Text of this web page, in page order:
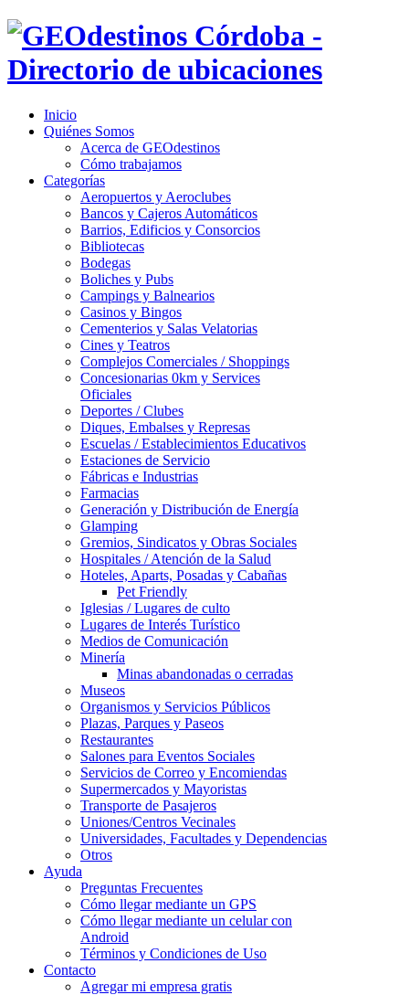
Inicio
Quiénes Somos
Acerca de GEOdestinos
Cómo trabajamos
Categorías
Aeropuertos y Aeroclubes
Bancos y Cajeros Automáticos
Barrios, Edificios y Consorcios
Bibliotecas
Bodegas
Boliches y Pubs
Campings y Balnearios
Casinos y Bingos
Cementerios y Salas Velatorias
Cines y Teatros
Complejos Comerciales / Shoppings
Concesionarias 0km y Services
Oficiales
Deportes / Clubes
Diques, Embalses y Represas
Escuelas / Establecimientos Educativos
Estaciones de Servicio
Fábricas e Industrias
Farmacias
Generación y Distribución de Energía
Glamping
Gremios, Sindicatos y Obras Sociales
Hospitales / Atención de la Salud
Hoteles, Aparts, Posadas y Cabañas
Pet Friendly
Iglesias / Lugares de culto
Lugares de Interés Turístico
Medios de Comunicación
Minería
Minas abandonadas o cerradas
Museos
Organismos y Servicios Públicos
Plazas, Parques y Paseos
Restaurantes
Salones para Eventos Sociales
Servicios de Correo y Encomiendas
Supermercados y Mayoristas
Transporte de Pasajeros
Uniones/Centros Vecinales
Universidades, Facultades y Dependencias
Otros
Ayuda
Preguntas Frecuentes
Cómo llegar mediante un GPS
Cómo llegar mediante un celular con
Android
Términos y Condiciones de Uso
Contacto
Agregar mi empresa gratis